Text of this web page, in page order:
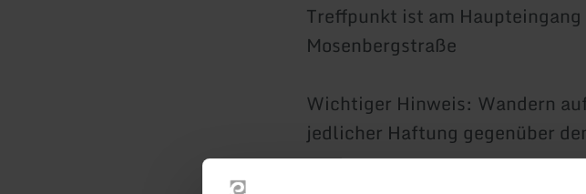
Treffpunkt ist am
Mosenbergstraße
Wichtiger Hinweis: Wandern
jedlicher Haftung gegenüber